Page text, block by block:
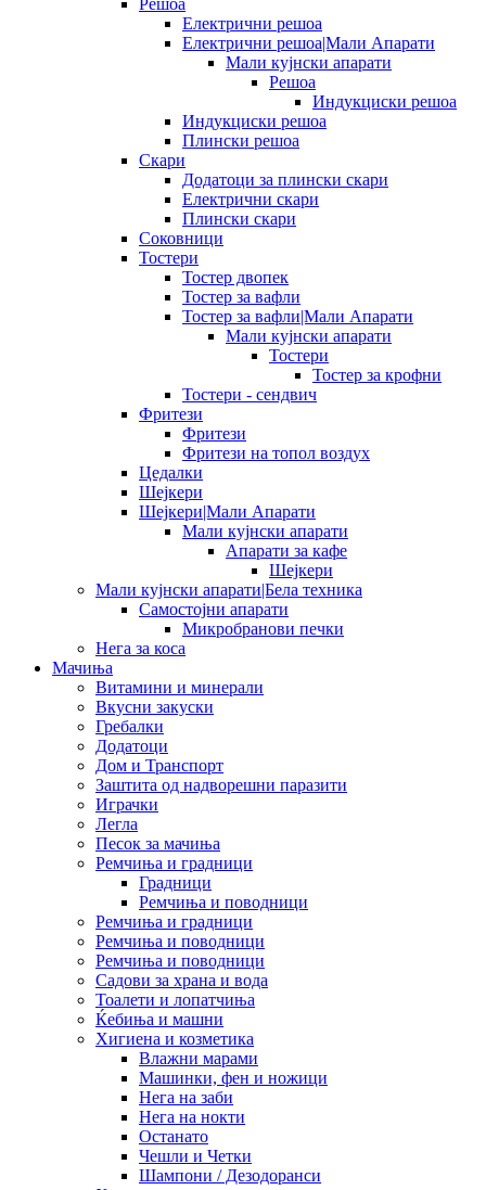
Електрични решоа
Електрични решоа|Мали Апарати
Мали кујнски апарати
Решоа
Индукциски решоа
Индукциски решоа
Плински решоа
Скари
Додатоци за плински скари
Електрични скари
Плински скари
Соковници
Тостери
Тостер двопек
Тостер за вафли
Тостер за вафли|Мали Апарати
Мали кујнски апарати
Тостери
Тостер за крофни
Тостери - сендвич
Фритези
Фритези
Фритези на топол воздух
Цедалки
Шејкери
Шејкери|Мали Апарати
Мали кујнски апарати
Апарати за кафе
Шејкери
Мали кујнски апарати|Бела техника
Самостојни апарати
Микробранови печки
Нега за коса
Мачиња
Витамини и минерали
Вкусни закуски
Гребалки
Додатоци
Дом и Транспорт
Заштита од надворешни паразити
Играчки
Легла
Песок за мачиња
Ремчиња и градници
Градници
Ремчиња и поводници
Ремчиња и градници
Ремчиња и поводници
Ремчиња и поводници
Садови за храна и вода
Тоалети и лопатчиња
Ќебиња и машни
Хигиена и козметика
Влажни марами
Машинки, фен и ножици
Нега на заби
Нега на нокти
Останато
Чешли и Четки
Шампони / Дезодоранси